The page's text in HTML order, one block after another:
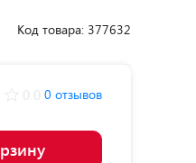
Код товара: 377632
0 отзывов